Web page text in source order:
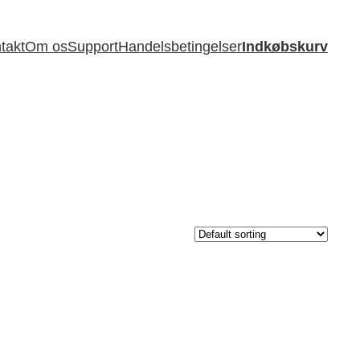
Om osSupportHandelsbetingelserIndkøbskurv